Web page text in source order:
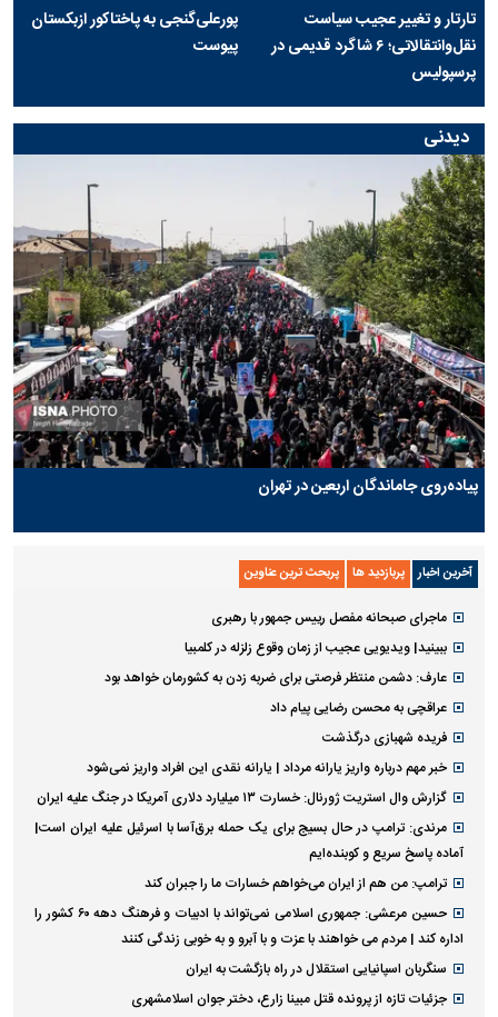
تارتار و تغییر عجیب سیاست
نقل‌وانتقالاتی؛ ۶ شاگرد قدیمی در
پرسپولیس
پورعلی‌گنجی به پاختاکور ازبکستان
پیوست
دیدنی
پیاده‌روی جاماندگان اربعین در تهران
آخرین اخبار پربازدید ها پربحث ترین عناوین
ماجرای صبحانه مفصل رییس جمهور با رهبری
ببینید| ویدیویی عجیب از زمان وقوع زلزله در کلمبیا
عارف: دشمن منتظر فرصتی برای ضربه زدن به کشورمان خواهد بود
عراقچی به محسن رضایی پیام داد
فریده شهبازی درگذشت
خبر مهم درباره واریز یارانه مرداد | یارانه نقدی این افراد واریز نمی‌شود
گزارش وال استریت ژورنال: خسارت ۱۳ میلیارد دلاری آمریکا در جنگ علیه ایران
مرندی: ترامپ در حال بسیج برای یک حمله برق‌آسا با اسرئیل علیه ایران است|
آماده پاسخ سریع و کوبنده‌ایم
ترامپ: من هم از ایران می‌خواهم خسارات ما را جبران کند
حسین مرعشی: جمهوری اسلامی نمی‌تواند با ادبیات و فرهنگ دهه ۶۰ کشور را
اداره کند | مردم می خواهند با عزت و با آبرو و به خوبی زندگی کنند
سنگربان اسپانیایی استقلال در راه بازگشت به ایران
جزئیات تازه از پرونده قتل مبینا زارع، دختر جوان اسلامشهری